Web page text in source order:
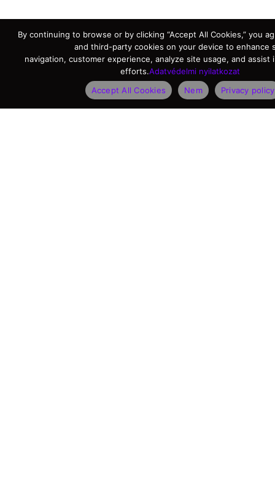
By continuing to browse or by clicking “Accept All Cookies,” you
and third-party cookies on your device to enhance
navigation, customer experience, analyze site usage, and assist
efforts.Adatvédelmi nyilatkozat
Accept All Cookies
Nem Privacy policy